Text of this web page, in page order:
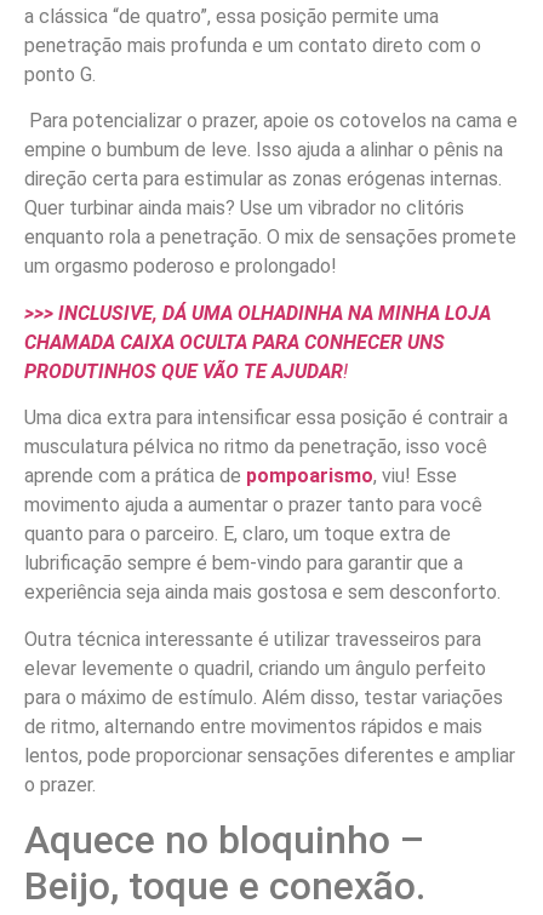
a clássica “de quatro”, essa posição permite uma
penetração mais profunda e um contato direto com o
ponto G.
Para potencializar o prazer, apoie os cotovelos na cama e
empine o bumbum de leve. Isso ajuda a alinhar o pênis na
direção certa para estimular as zonas erógenas internas.
Quer turbinar ainda mais? Use um vibrador no clitóris
enquanto rola a penetração. O mix de sensações promete
um orgasmo poderoso e prolongado!
>>> INCLUSIVE, DÁ UMA OLHADINHA NA MINHA LOJA
CHAMADA CAIXA OCULTA PARA CONHECER UNS
PRODUTINHOS QUE VÃO TE AJUDAR!
Uma dica extra para intensificar essa posição é contrair a
musculatura pélvica no ritmo da penetração, isso você
aprende com a prática de pompoarismo, viu! Esse
movimento ajuda a aumentar o prazer tanto para você
quanto para o parceiro. E, claro, um toque extra de
lubrificação sempre é bem-vindo para garantir que a
experiência seja ainda mais gostosa e sem desconforto.
Outra técnica interessante é utilizar travesseiros para
elevar levemente o quadril, criando um ângulo perfeito
para o máximo de estímulo. Além disso, testar variações
de ritmo, alternando entre movimentos rápidos e mais
lentos, pode proporcionar sensações diferentes e ampliar
o prazer.
Aquece no bloquinho –
Beijo, toque e conexão.